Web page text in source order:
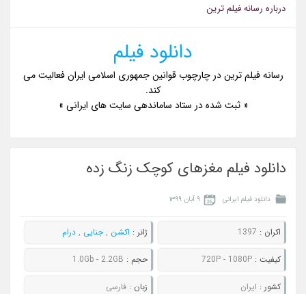
درباره رسانه فيلم ترين
دانلود فیلم
رسانه فیلم ترین در چارچوب قوانین جمهوری اسلامی ایران فعالیت می
کند.
« ثبت شده در ستاد ساماندهی سایت های ایرانی »
دانلود فیلم مغزهای کوچک زنگ زده
دانلود فیلم ایرانی ۹ آبان ۱۳۹۹
اکران : 1397 ژانر : اکشن ,جنایی , درام
کيفيت :720P - 1080P حجم : 1.0Gb - 2.2GB
کشور : ایران زبان : فارسی